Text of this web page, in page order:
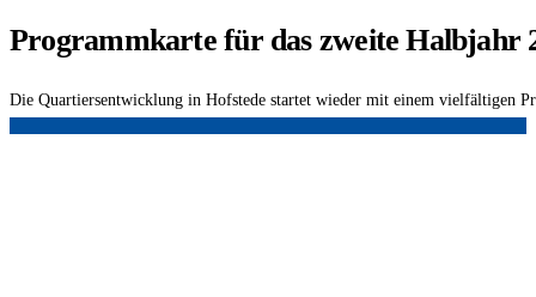
Programmkarte für das zweite Halbjahr
Die Quartiersentwicklung in Hofstede startet wieder mit einem vielfältigen